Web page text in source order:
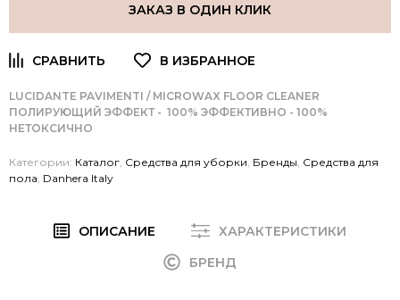
ЗАКАЗ В ОДИН КЛИК
LUCIDANTE PAVIMENTI / MICROWAX FLOOR CLEANER
ПОЛИРУЮЩИЙ ЭФФЕКТ - 100% ЭФФЕКТИВНО - 100%
НЕТОКСИЧНО
Категории: Каталог Средства для уборки Бренды Средства для
пола Danhera Italy
ОПИСАНИЕ
ХАРАКТЕРИСТИКИ
БРЕНД